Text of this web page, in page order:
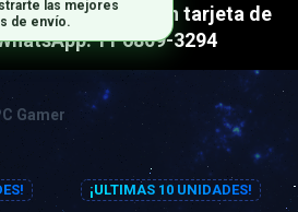
18 cuotas fijas con tarjeta de
11 6809-3294
Gamer
¡ULTIMAS 10 UNIDADES!